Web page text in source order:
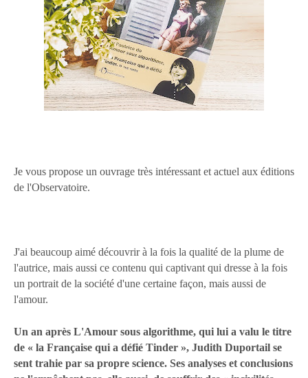
Je vous propose un ouvrage très intéressant et actuel aux éditions
de l'Observatoire.
J'ai beaucoup aimé découvrir à la fois la qualité de la plume de
l'autrice, mais aussi ce contenu qui captivant qui dresse à la fois
un portrait de la société d'une certaine façon, mais aussi de
l'amour.
Un an après L'Amour sous algorithme, qui lui a valu le titre
de « la Française qui a défié Tinder », Judith Duportail se
sent trahie par sa propre science. Ses analyses et conclusions